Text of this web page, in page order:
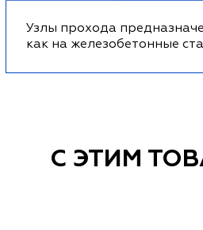
Узлы прохода
как на железобетонные
С ЭТИМ